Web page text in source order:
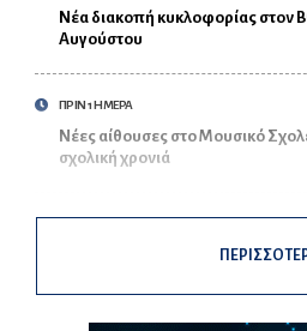
Νέα διακοπή κυκλοφορίας στον
Αυγούστου
ΠΡΙΝ 1 ΗΜΕΡΑ
Νέες αίθουσες στο Μουσικό
σχολική χρονιά